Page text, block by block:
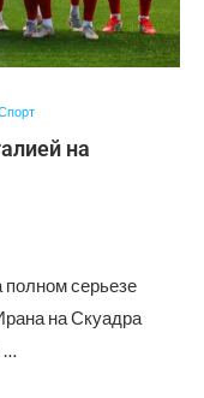
на
серьезе
на Скуадра
…